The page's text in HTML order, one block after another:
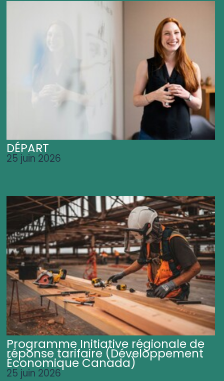
DÉPART
25 juin 2026
Programme Initiative régionale de
réponse tarifaire (Développement
Économique Canada)
25 juin 2026